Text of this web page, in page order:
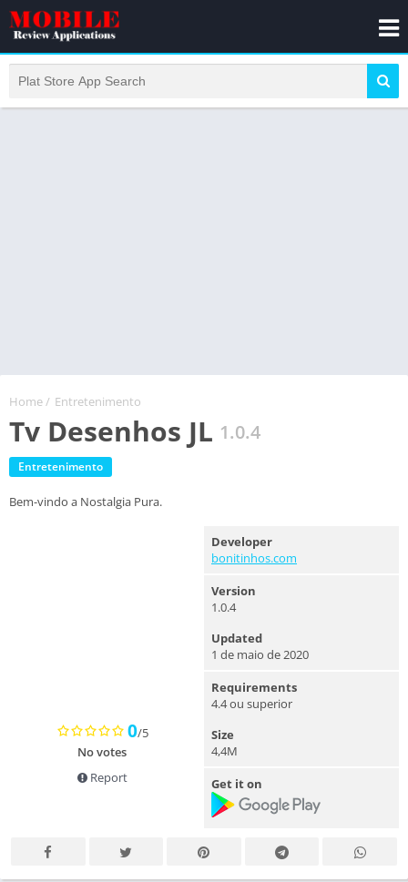
Home/ Entretenimento
Tv Desenhos JL 1.0.4
Entretenimento
Bem-vindo a Nostalgia Pura.
0/5
No votes
Report
Developer
bonitinhos.com
Version
1.0.4
Updated
1 de maio de 2020
Requirements
4.4 ou superior
Size
4,4M
Get it on